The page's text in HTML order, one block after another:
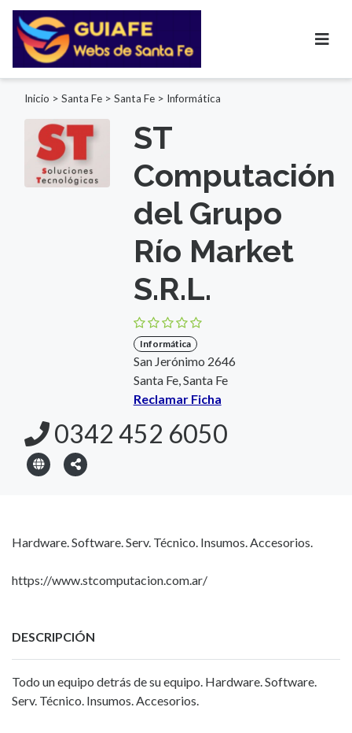
Inicio > Santa Fe > Santa Fe > Informática
ST
Computación
del Grupo
Río Market
S.R.L.
Informática
San Jerónimo 2646
Santa Fe, Santa Fe
Reclamar Ficha
0342 452 6050
Hardware. Software. Serv. Técnico. Insumos. Accesorios.
https://www.stcomputacion.com.ar/
DESCRIPCIÓN
Todo un equipo detrás de su equipo. Hardware. Software.
Serv. Técnico. Insumos. Accesorios.